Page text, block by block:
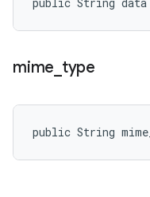
mime type
public String